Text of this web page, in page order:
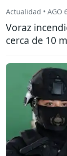
Actualidad • AGO
Voraz
cerca de 10